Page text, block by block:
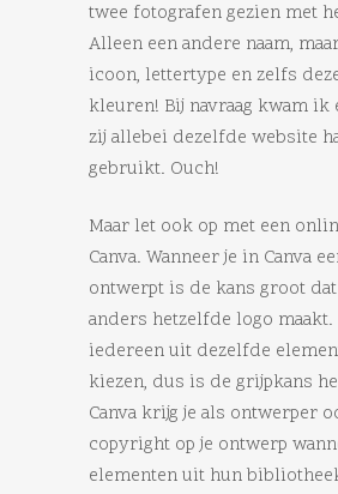
twee fotografen gezien met
Alleen een andere naam,
icoon, lettertype en zelfs
kleuren! Bij navraag kwam ik
zij allebei dezelfde website
gebruikt. Ouch!
Maar let ook op met een
Canva. Wanneer je in Canva
ontwerpt is de kans groot
anders hetzelfde logo maakt.
iedereen uit dezelfde
kiezen, dus is de grijpkans
Canva krijg je als ontwerper
copyright op je ontwerp
elementen uit hun